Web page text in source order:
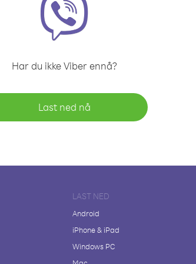
Har du ikke Viber ennå?
Last ned nå
LAST NED
Android
iPhone & iPad
Windows PC